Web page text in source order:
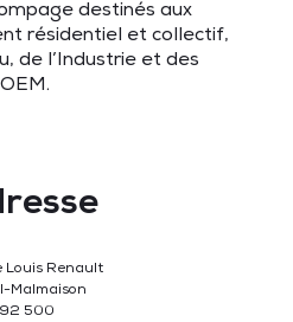
destinés aux
résidentiel et collectif,
de l’Industrie et des
OEM.
Louis Renault
Malmaison
92 500